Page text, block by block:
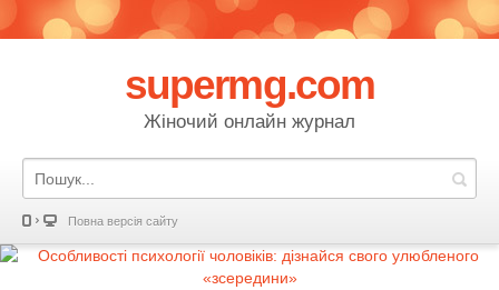
supermg.com
Жіночий онлайн журнал
Повна версія сайту